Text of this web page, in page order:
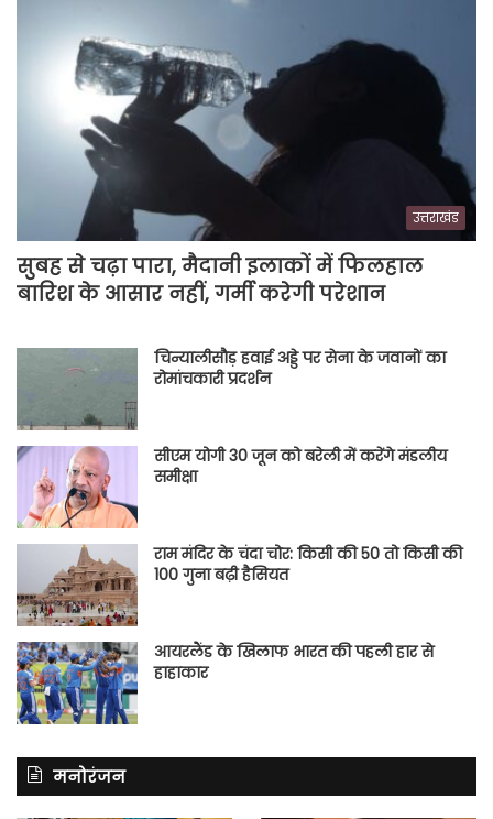
उत्तराखंड
सुबह से चढ़ा पारा, मैदानी इलाकों में फिलहाल
बारिश के आसार नहीं, गर्मी करेगी परेशान
चिन्यालीसौड़ हवाई अड्डे पर सेना के जवानों का
रोमांचकारी प्रदर्शन
सीएम योगी 30 जून को बरेली में करेंगे मंडलीय
समीक्षा
राम मंदिर के चंदा चोर: किसी की 50 तो किसी की
100 गुना बढ़ी हैसियत
आयरलैंड के खिलाफ भारत की पहली हार से
हाहाकार
मनोरंजन